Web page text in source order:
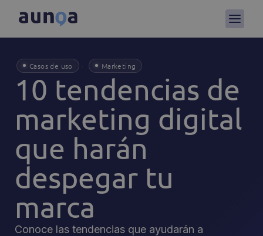
Casos de uso Marketing
10 tendencias de
marketing digital
que harán
despegar tu
marca
Conoce las tendencias que ayudarán a